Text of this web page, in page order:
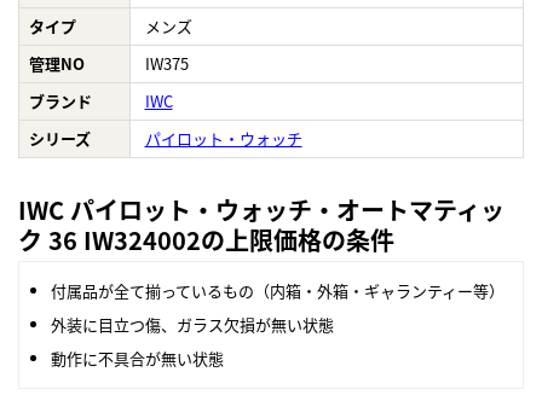
タイプ
メンズ
管理NO
IW375
ブランド
IWC
シリーズ
パイロット・ウォッチ
IWC パイロット・ウォッチ・オートマティッ
ク 36 IW324002の上限価格の条件
付属品が全て揃っているもの（内箱・外箱・ギャランティー等）
外装に目立つ傷、ガラス欠損が無い状態
動作に不具合が無い状態